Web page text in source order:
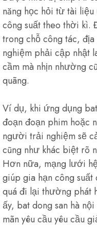
năng học hỏi từ tài
công suất theo thời kì.
trong chỗ công tác,
nghiệm phải cập nhật
cầm mà nhịn nhường
quãng.
Ví dụ, khi ứng dụng
đoạn đoạn phim hoặc
người trải nghiệm sẽ
cũng như khác biệt rõ
Hơn nữa, mạng lưới
giúp gia hạn công
quá đi lại thường phát
ấy, bat dong san hà
mãn yêu cầu yêu cầu